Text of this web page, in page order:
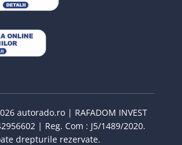
autorado.ro | RAFADOM INVEST
| Reg. Com : J5/1489/2020.
drepturile rezervate.